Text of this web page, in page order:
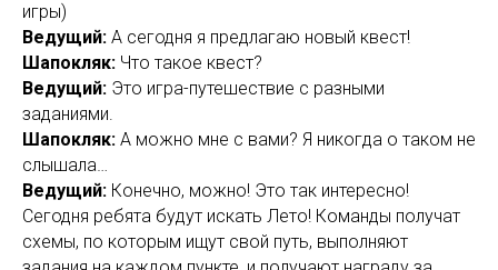
игры)
Ведущий: А сегодня я предлагаю новый квест!
Шапокляк: Что такое квест?
Ведущий: Это игра-путешествие с разными
заданиями.
Шапокляк: А можно мне с вами? Я никогда о таком не
слышала…
Ведущий: Конечно, можно! Это так интересно!
Сегодня ребята будут искать Лето! Команды получат
схемы, по которым ищут свой путь, выполняют